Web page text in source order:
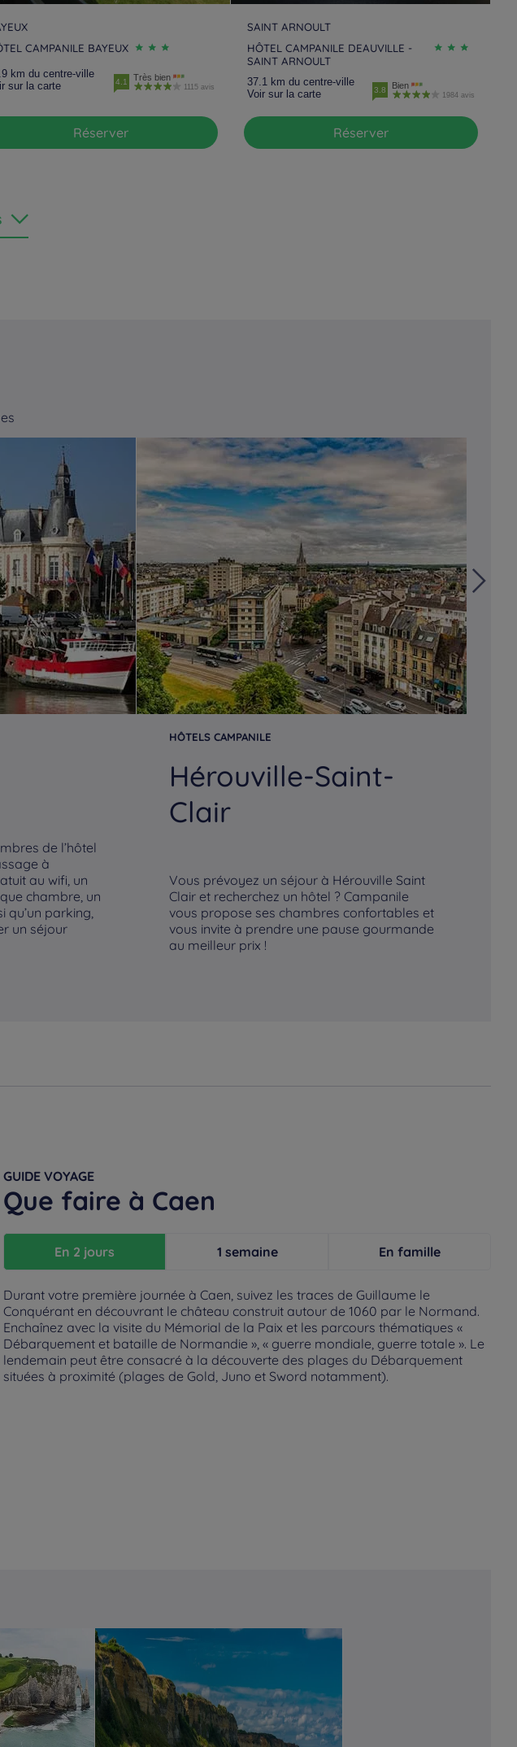
CAMPANILE BAYEUX
km du centre-ville
sur la carte
4.1 Très bien
1115 avis
Réserver
SAINT ARNOULT
HÔTEL CAMPANILE DEAUVILLE -
SAINT ARNOULT
37.1 km du centre-ville
Voir sur la carte
3.8 Bien
1984 avis
Réserver
de l’hôtel
à
au wifi, un
chambre, un
qu’un parking,
un séjour
HÔTELS CAMPANILE
Hérouville-Saint-
Clair
Vous prévoyez un séjour à Hérouville Saint
Clair et recherchez un hôtel ? Campanile
vous propose ses chambres confortables et
vous invite à prendre une pause gourmande
au meilleur prix !
GUIDE VOYAGE
Que faire à Caen
En 2 jours 1 semaine En famille
Durant votre première journée à Caen, suivez les traces de Guillaume le
Conquérant en découvrant le château construit autour de 1060 par le Normand.
Enchaînez avec la visite du Mémorial de la Paix et les parcours thématiques «
Débarquement et bataille de Normandie », « guerre mondiale, guerre totale ». Le
lendemain peut être consacré à la découverte des plages du Débarquement
situées à proximité (plages de Gold, Juno et Sword notamment).